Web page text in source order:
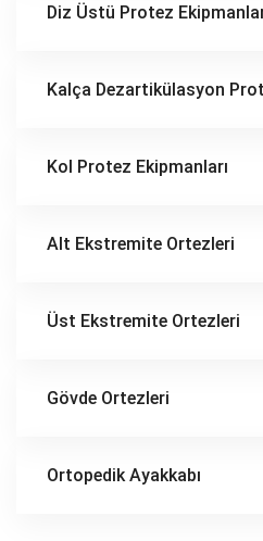
Diz Üstü Protez
Kalça Dezartikülasyon
Kol Protez Ekipmanları
Alt Ekstremite Ortezleri
Üst Ekstremite Ortezleri
Gövde Ortezleri
Ortopedik Ayakkabı